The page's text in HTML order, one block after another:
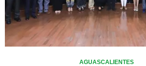
AGUASCALIENTES